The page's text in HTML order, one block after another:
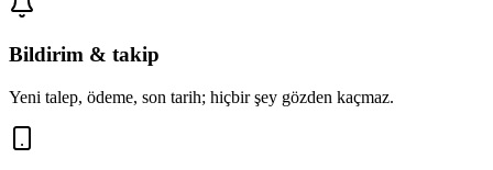
Bildirim & takip
Yeni talep, ödeme, son tarih; hiçbir şey gözden kaçmaz.